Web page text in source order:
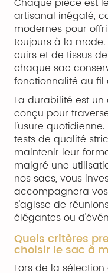
artisanal inégalé,
modernes pour
toujours à la
cuirs et de tissus
chaque sac
fonctionnalité au fil
La durabilité est
conçu pour
l'usure
tests de qualité
maintenir leur
malgré une
nos sacs, vous
accompagnera
s'agisse de
élégantes ou
Quels critères
choisir le sac à
Lors de la